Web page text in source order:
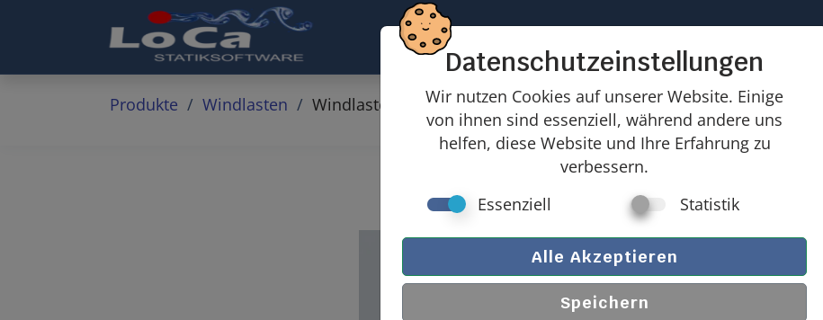
Home Standort-Tool
Produkte Windlasten Windlasten Kuppeldächer
Windlasten Kuppeldach
Datenschutzeinstellungen
Wir nutzen Cookies auf unserer Website. Einige
von ihnen sind essenziell, während andere uns
helfen, diese Website und Ihre Erfahrung zu
verbessern.
Essenziell
Statistik
Alle Akzeptieren
Speichern